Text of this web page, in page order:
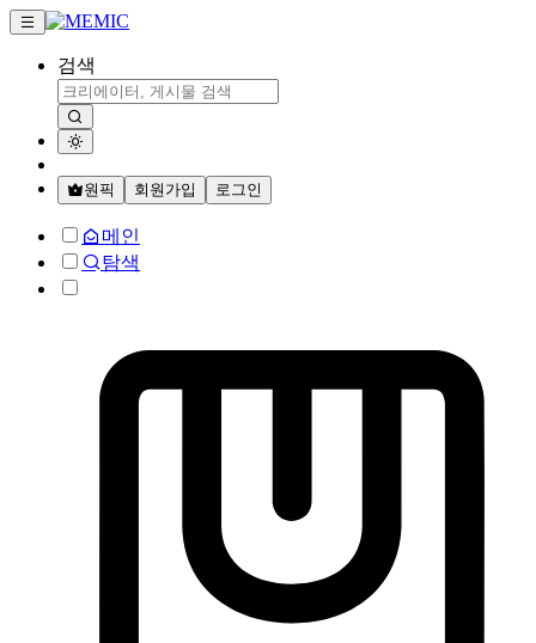
검색
원픽 회원가입 로그인
메인
탐색